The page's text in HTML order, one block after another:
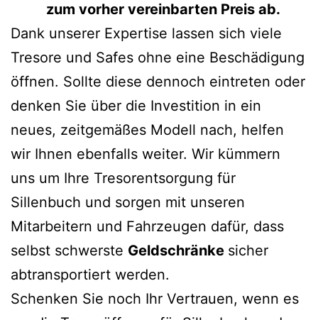
zum vorher vereinbarten Preis ab.
Dank unserer Expertise lassen sich viele
Tresore und Safes ohne eine Beschädigung
öffnen. Sollte diese dennoch eintreten oder
denken Sie über die Investition in ein
neues, zeitgemäßes Modell nach, helfen
wir Ihnen ebenfalls weiter. Wir kümmern
uns um Ihre Tresorentsorgung für
Sillenbuch und sorgen mit unseren
Mitarbeitern und Fahrzeugen dafür, dass
selbst schwerste Geldschränke sicher
abtransportiert werden.
Schenken Sie noch Ihr Vertrauen, wenn es